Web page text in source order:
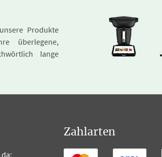
Produkte
überlegene,
lange
Zahlarten